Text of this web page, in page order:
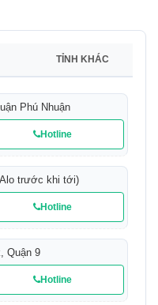
TỈNH KHÁC
Phú Nhuận
Hotline
trước khi tới)
Hotline
Quận 9
Hotline